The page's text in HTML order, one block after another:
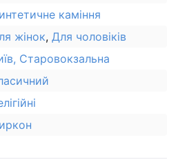
каміння
жінок, Для чоловіків
Старовокзальна